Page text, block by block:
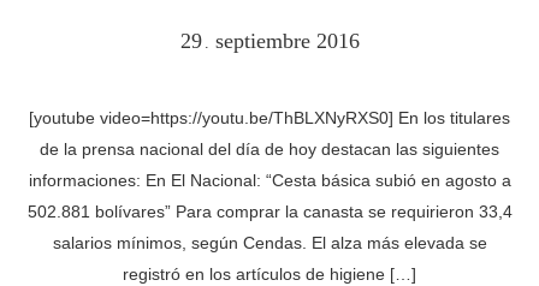
29 . septiembre 2016
[youtube video=https://youtu.be/ThBLXNyRXS0] En los titulares
de la prensa nacional del día de hoy destacan las siguientes
informaciones: En El Nacional: “Cesta básica subió en agosto a
502.881 bolívares” Para comprar la canasta se requirieron 33,4
salarios mínimos, según Cendas. El alza más elevada se
registró en los artículos de higiene […]